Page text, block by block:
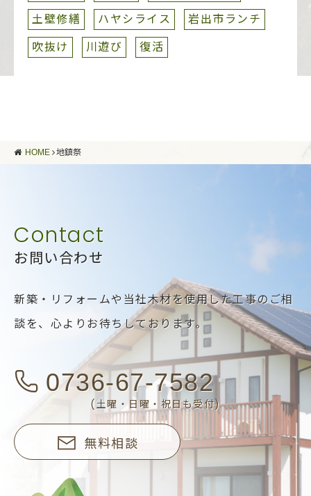
土壁修繕
ハヤシライス
岩出市ランチ
吹抜け
川遊び 復活
HOME 地鎮祭
お問い合わせ
新築・リフォームや当社木材を使用した工事のご相
談を、 心よりお待ちしております。
0736-67-7582
(土曜・日曜・祝日も受付)
無料相談